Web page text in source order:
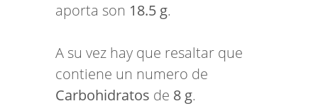
aporta son 18.5 g.
A su vez hay que resaltar que
contiene un numero de
Carbohidratos de 8 g.